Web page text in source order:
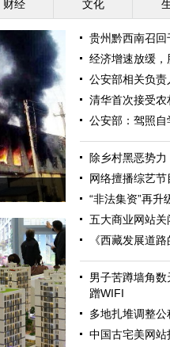
财经 文化
贵州黔西南召
经济增速放缓
公安部相关负
清华首次接受农
公安部：驾照
除乡村黑恶势力
网络擅播综艺
“非法集资”再升
五大商业网站
《西藏发展道
男子苦蹲墙角
蹭WIFI
多地扎堆调整
中国古宅美网